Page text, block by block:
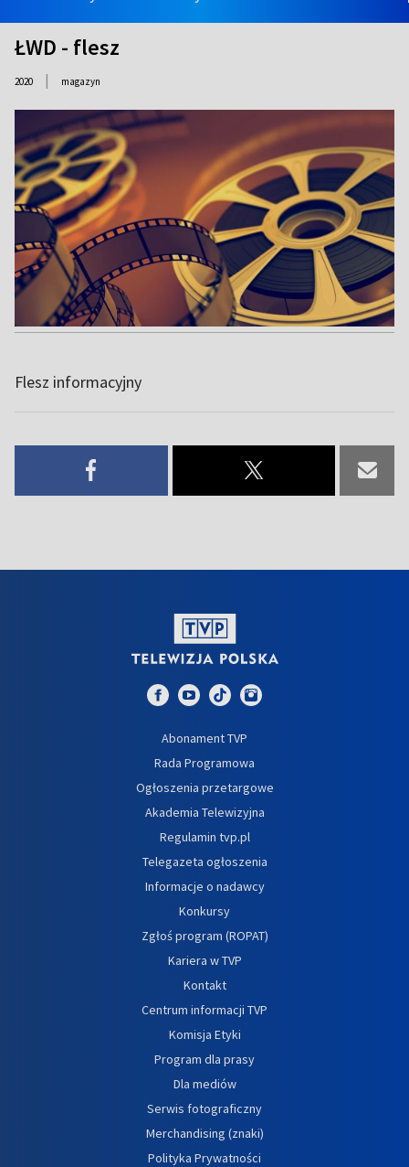
ŁWD - flesz
2020 | magazyn
Flesz informacyjny
Abonament TVP
Rada Programowa
Ogłoszenia przetargowe
Akademia Telewizyjna
Regulamin tvp.pl
Telegazeta ogłoszenia
Informacje o nadawcy
Konkursy
Zgłoś program (ROPAT)
Kariera w TVP
Kontakt
Centrum informacji TVP
Komisja Etyki
Program dla prasy
Dla mediów
Serwis fotograficzny
Merchandising (znaki)
Polityka Prywatności